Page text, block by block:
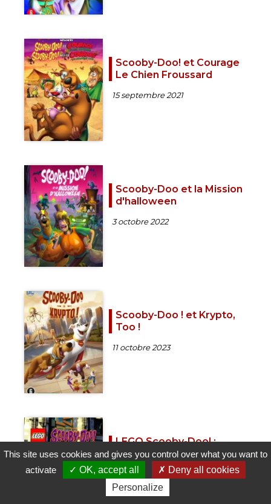
Scooby-Doo! et Courage
Le Chien Froussard
15 septembre 2021
Scooby-Doo et la Mission
d'halloween
3 octobre 2022
Scooby-Doo ! et Krypto,
Too !
11 octobre 2023
LEGO Scooby-Doo! :
Terreur au temps des
chevaliers
16 mai 2024
This site uses cookies and gives you control over what you want to
activate
OK, accept all
Deny all cookies
Personalize